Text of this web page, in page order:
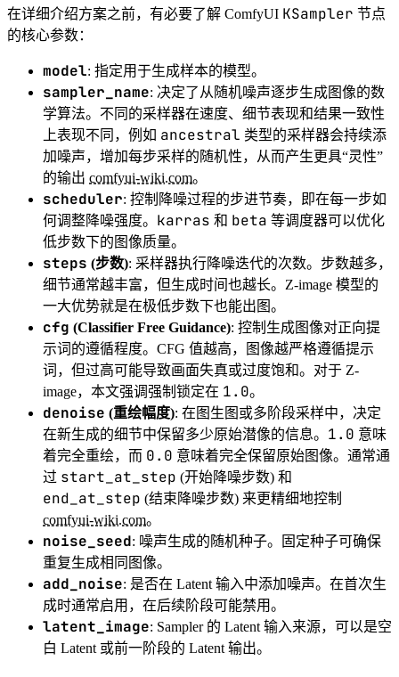
在详细介绍方案之前，有必要了解 ComfyUI KSampler 节点
的核心参数：
model: 指定用于生成样本的模型。
sampler_name: 决定了从随机噪声逐步生成图像的数
学算法。不同的采样器在速度、细节表现和结果一致性
上表现不同，例如 ancestral 类型的采样器会持续添
加噪声，增加每步采样的随机性，从而产生更具“灵性”
的输出 comfyui-wiki.com。
scheduler: 控制降噪过程的步进节奏，即在每一步如
何调整降噪强度。 karras 和 beta 等调度器可以优化
低步数下的图像质量。
steps (步数): 采样器执行降噪迭代的次数。步数越多，
细节通常越丰富，但生成时间也越长。Z-image 模型的
一大优势就是在极低步数下也能出图。
cfg (Classifier Free Guidance): 控制生成图像对正向提
示词的遵循程度。CFG 值越高，图像越严格遵循提示
词，但过高可能导致画面失真或过度饱和。对于 Z-
image，本文强调强制锁定在 1.0。
denoise (重绘幅度): 在图生图或多阶段采样中，决定
在新生成的细节中保留多少原始潜像的信息。 1.0 意味
着完全重绘，而 0.0 意味着完全保留原始图像。通常通
过 start_at_step (开始降噪步数) 和
end_at_step (结束降噪步数) 来更精细地控制
comfyui-wiki.com。
noise_seed: 噪声生成的随机种子。固定种子可确保
重复生成相同图像。
add_noise: 是否在 Latent 输入中添加噪声。在首次生
成时通常启用，在后续阶段可能禁用。
latent_image: Sampler 的 Latent 输入来源，可以是空
白 Latent 或前一阶段的 Latent 输出。